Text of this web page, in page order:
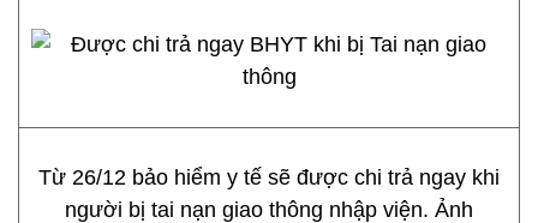
Từ 26/12 bảo hiểm y tế sẽ được chi trả ngay khi
người bị tai nạn giao thông nhập viện. Ảnh